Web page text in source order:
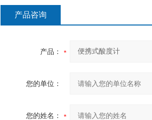
产品咨询
产品：
您的单位：
您的姓名：